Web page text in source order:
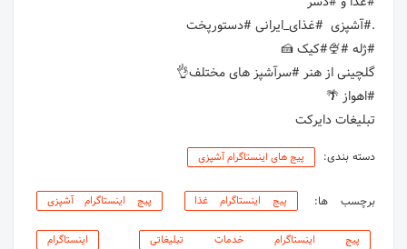
تبلیغات دایرکت
دسته بندی: پیج های اینستاگرام آشپزی
برچسب ها: پیج اینستاگرام غذا پیج اینستاگرام آشپزی
پیج اینستاگرام خدمات تبلیغاتی اینستاگرام